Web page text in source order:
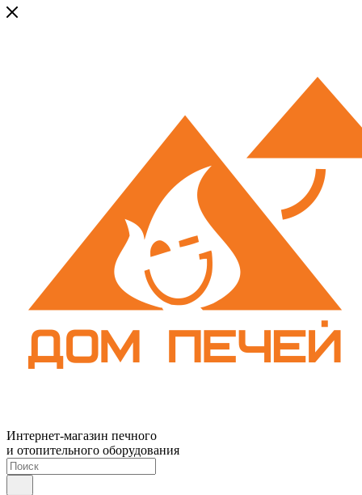
Интернет-магазин печного
и отопительного оборудования